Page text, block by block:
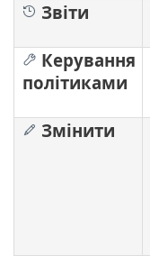
Звіти
Керування
політиками
Змінити